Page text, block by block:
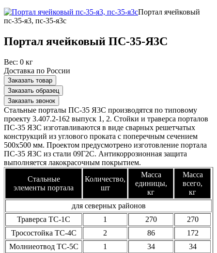
Портал ячейковый
пс-35-я3, пс-35-я3с
Портал ячейковый ПС-35-Я3С
Вес: 0 кг
Доставка по России
Заказать товар
Заказать образец
Заказать звонок
Стальные порталы ПС-35 Я3С производятся по типовому
проекту 3.407.2-162 выпуск 1, 2. Стойки и траверса порталов
ПС-35 Я3С изготавливаются в виде сварных решетчатых
конструкций из углового проката с поперечным сечением
500х500 мм. Проектом предусмотрено изготовление портала
ПС-35 Я3С из стали 09Г2С. Антикоррозионная защита
выполняется лакокрасочным покрытием.
Стальные
элементы портала
Количество,
шт
Масса
единицы,
кг
Масса
всего,
кг
для северных районов
Траверса ТС-1С
1 270
270
Тросостойка ТС-4С
2 86
172
Молниеотвод ТС-5С
1 34 34